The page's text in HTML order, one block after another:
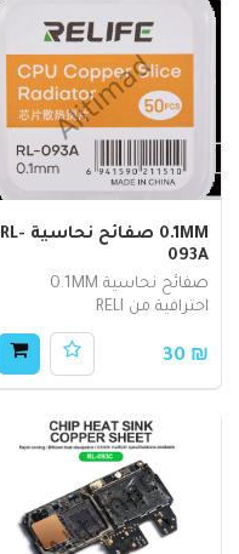
0.1MM صفائح نحاسية RL-
093A
صفائح نحاسية 0.1MM
احترافية من RELI
₪ 30